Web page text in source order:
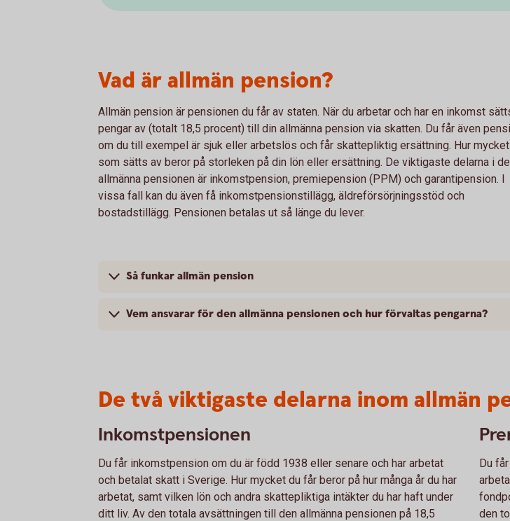
Vad är allmän pension?
Allmän pension är pensionen du får av staten. När du arbetar och har en inkomst
pengar av (totalt 18,5 procent) till din allmänna pension via skatten. Du får även
om du till exempel är sjuk eller arbetslös och får skattepliktig ersättning. Hur mycket
som sätts av beror på storleken på din lön eller ersättning. De viktigaste delarna i
allmänna pensionen är inkomstpension, premiepension (PPM) och garantipension. I
vissa fall kan du även få inkomstpensionstillägg, äldreförsörjningsstöd och
bostadstillägg. Pensionen betalas ut så länge du lever.
Så funkar allmän pension
Vem ansvarar för den allmänna pensionen och hur förvaltas pengarna?
De två viktigaste delarna inom allmän
Inkomstpensionen
Du får inkomstpension om du är född 1938 eller senare och har arbetat
och betalat skatt i Sverige. Hur mycket du får beror på hur många år du har
arbetat, samt vilken lön och andra skattepliktiga intäkter du har haft under
ditt liv. Av den totala avsättningen till den allmänna pensionen på 18,5
Du
den